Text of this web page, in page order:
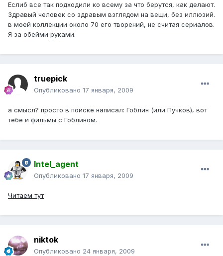
Еслиб все так подходили ко всему за что берутся, как делают.
Здравый человек со здравым взглядом на вещи, без иллюзий.
в моей коллекции около 70 его творений, не считая сериалов.
Я за обейми руками.
truepick
Опубликовано 17 января, 2009
а смысл? просто в поиске написал: Гоблин (или Пучков), вот
тебе и фильмы с Гоблином.
Intel_agent
Опубликовано 17 января, 2009
Читаем тут
niktok
Опубликовано 24 января, 2009